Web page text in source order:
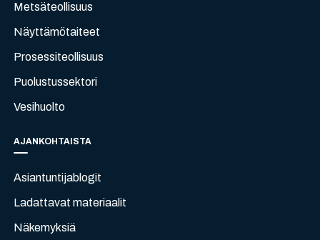
Metsäteollisuus
Näyttämötaiteet
Prosessiteollisuus
Puolustussektori
Vesihuolto
AJANKOHTAISTA
Asiantuntijablogit
Ladattavat materiaalit
Näkemyksiä